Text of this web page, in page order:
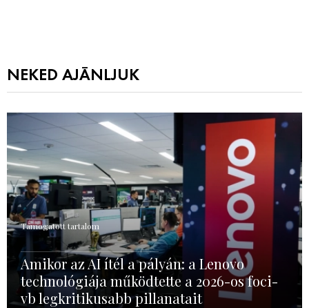
NEKED AJÁNLJUK
Támogatott tartalom
Amikor az AI ítél a pályán: a Lenovo
technológiája működtette a 2026-os foci-
vb legkritikusabb pillanatait